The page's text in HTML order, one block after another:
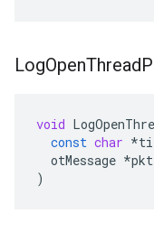
LogOpenThread
void
const char *
otMessage *pkt
)